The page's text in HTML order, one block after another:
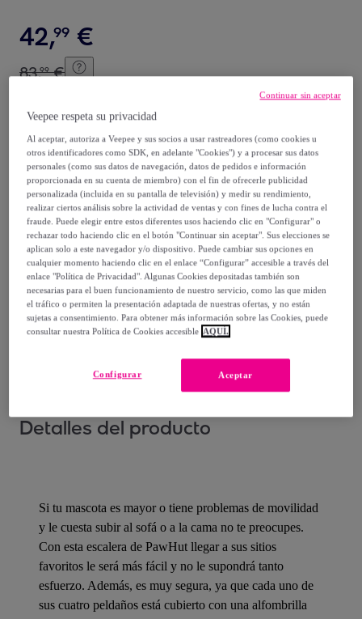
42,99 €
83,99 €
Vendido porAosom
Entrega
Envío gratis
Entrega: Entre el08/08y el11/08
¿Cómo funciona?
Detalles del producto
Si tu mascota es mayor o tiene problemas de movilidad
y le cuesta subir al sofá o a la cama no te preocupes.
Con esta escalera de PawHut llegar a sus sitios
favoritos le será más fácil y no le supondrá tanto
esfuerzo. Además, es muy segura, ya que cada uno de
sus cuatro peldaños está cubierto con una alfombrilla
Veepee respeta su privacidad
Al aceptar, autoriza a Veepee y sus socios a usar rastreadores (como cookies u
otros identificadores como SDK, en adelante "Cookies") y a procesar sus datos
personales (como sus datos de navegación, datos de pedidos e información
proporcionada en su cuenta de miembro) con el fin de ofrecerle publicidad
personalizada (incluida en su pantalla de televisión) y medir su rendimiento,
realizar ciertos análisis sobre la actividad de ventas y con fines de lucha contra el
fraude. Puede elegir entre estos diferentes usos haciendo clic en "Configurar" o
rechazar todo haciendo clic en el botón "Continuar sin aceptar". Sus elecciones se
aplican solo a este navegador y/o dispositivo. Puede cambiar sus opciones en
cualquier momento haciendo clic en el enlace “Configurar” accesible a través del
enlace "Política de Privacidad". Algunas Cookies depositadas también son
necesarias para el buen funcionamiento de nuestro servicio, como las que miden
el tráfico o permiten la presentación adaptada de nuestras ofertas, y no están
sujetas a consentimiento. Para obtener más información sobre las Cookies, puede
consultar nuestra Política de Cookies accesible AQUÍ.
Aceptar
Configurar
Continuar sin aceptar